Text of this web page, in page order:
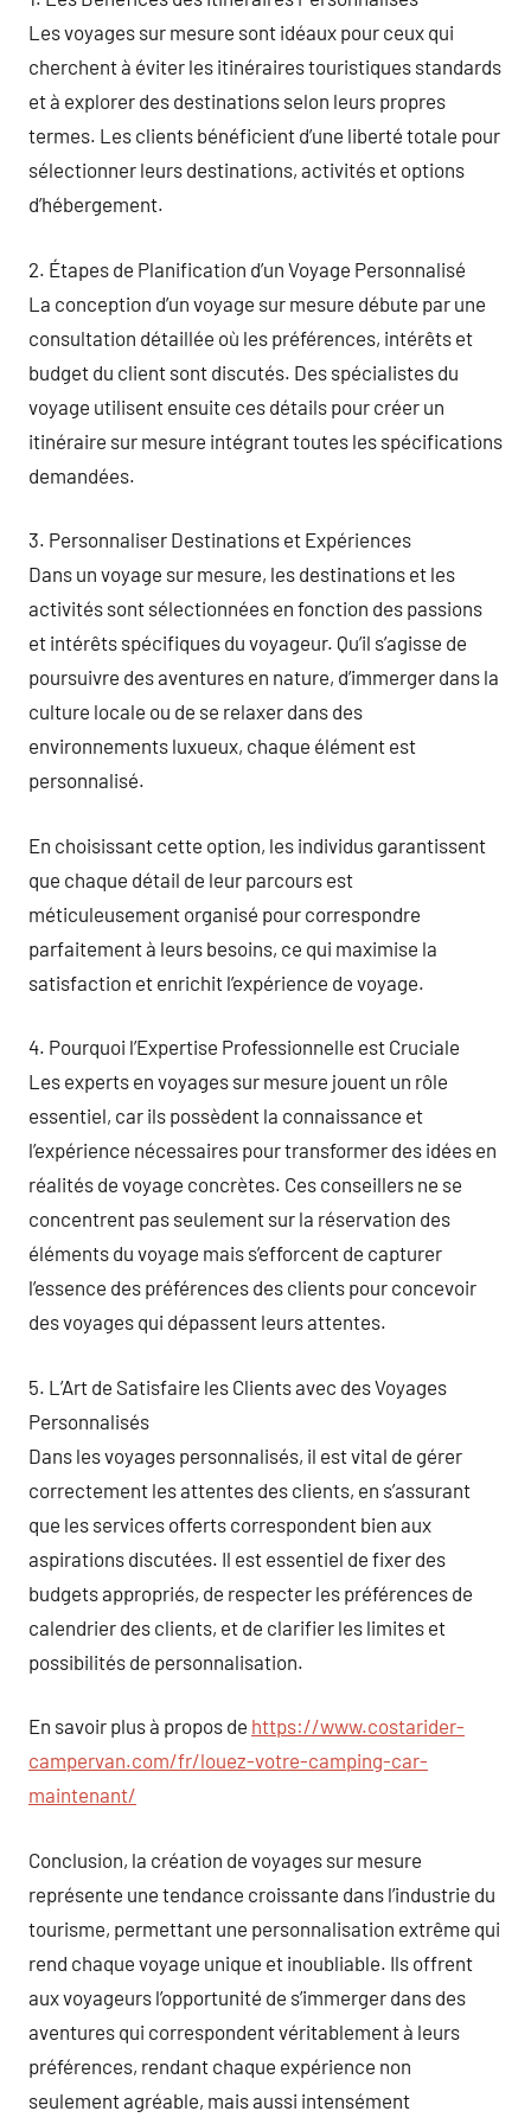
Les voyages sur mesure sont idéaux pour ceux qui
cherchent à éviter les itinéraires touristiques standards
et à explorer des destinations selon leurs propres
termes. Les clients bénéficient d’une liberté totale pour
sélectionner leurs destinations, activités et options
d’hébergement.
2. Étapes de Planification d’un Voyage Personnalisé
La conception d’un voyage sur mesure débute par une
consultation détaillée où les préférences, intérêts et
budget du client sont discutés. Des spécialistes du
voyage utilisent ensuite ces détails pour créer un
itinéraire sur mesure intégrant toutes les spécifications
demandées.
3. Personnaliser Destinations et Expériences
Dans un voyage sur mesure, les destinations et les
activités sont sélectionnées en fonction des passions
et intérêts spécifiques du voyageur. Qu’il s’agisse de
poursuivre des aventures en nature, d’immerger dans la
culture locale ou de se relaxer dans des
environnements luxueux, chaque élément est
personnalisé.
En choisissant cette option, les individus garantissent
que chaque détail de leur parcours est
méticuleusement organisé pour correspondre
parfaitement à leurs besoins, ce qui maximise la
satisfaction et enrichit l’expérience de voyage.
4. Pourquoi l’Expertise Professionnelle est Cruciale
Les experts en voyages sur mesure jouent un rôle
essentiel, car ils possèdent la connaissance et
l’expérience nécessaires pour transformer des idées en
réalités de voyage concrètes. Ces conseillers ne se
concentrent pas seulement sur la réservation des
éléments du voyage mais s’efforcent de capturer
l’essence des préférences des clients pour concevoir
des voyages qui dépassent leurs attentes.
5. L’Art de Satisfaire les Clients avec des Voyages
Personnalisés
Dans les voyages personnalisés, il est vital de gérer
correctement les attentes des clients, en s’assurant
que les services offerts correspondent bien aux
aspirations discutées. Il est essentiel de fixer des
budgets appropriés, de respecter les préférences de
calendrier des clients, et de clarifier les limites et
possibilités de personnalisation.
En savoir plus à propos de https://www.costarider-
campervan.com/fr/louez-votre-camping-car-
maintenant/
Conclusion, la création de voyages sur mesure
représente une tendance croissante dans l’industrie du
tourisme, permettant une personnalisation extrême qui
rend chaque voyage unique et inoubliable. Ils offrent
aux voyageurs l’opportunité de s’immerger dans des
aventures qui correspondent véritablement à leurs
préférences, rendant chaque expérience non
seulement agréable, mais aussi intensément